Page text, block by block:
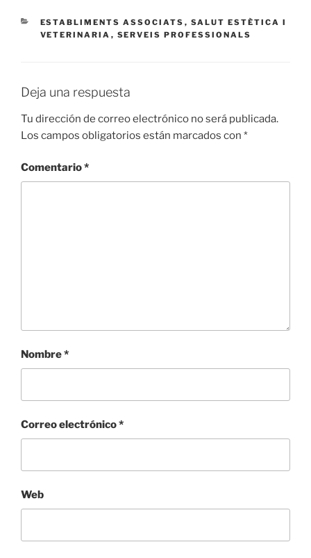
CATEGORÍAS
ESTABLIMENTS ASSOCIATS , SALUT ESTÈTICA I
VETERINARIA , SERVEIS PROFESSIONALS
Deja una respuesta
Tu dirección de correo electrónico no será publicada.
Los campos obligatorios están marcados con *
Comentario*
Nombre*
Correo electrónico*
Web